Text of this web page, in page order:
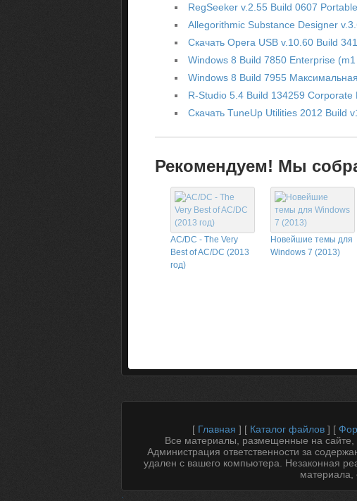
RegSeeker v.2.55 Build 0607
Allegorithmic Substance Designer
Скачать Opera USB v.10.60 Build
Windows 8 Build 7850 Enterprise
Windows 8 Build 7955
R-Studio 5.4 Build 134259 Corporate
Скачать TuneUp Utilities 2012 Build
Рекомендуем! Мы
AC/DC - The Very
Best of AC/DC (2013
год)
Новейшие темы для
Windows 7 (2013)
[ Главная ] [ Каталог файлов] [
Все материалы, размещенные на сайте,
Администрация ответственности за
удален с вашего компьютера. Незаконная
материала,